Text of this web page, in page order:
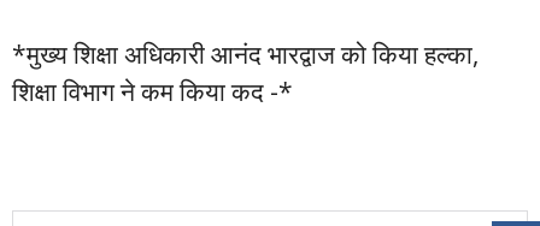
*मुख्य शिक्षा अधिकारी आनंद भारद्वाज को किया हल्का,
शिक्षा विभाग ने कम किया कद -*